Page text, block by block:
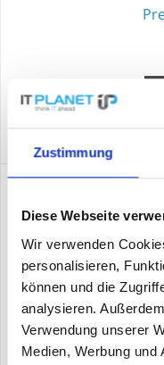
Zustimmung
Diese Webseite
Wir verwenden
personalisieren,
können und die
analysieren.
Verwendung unserer
Medien, Werbung und